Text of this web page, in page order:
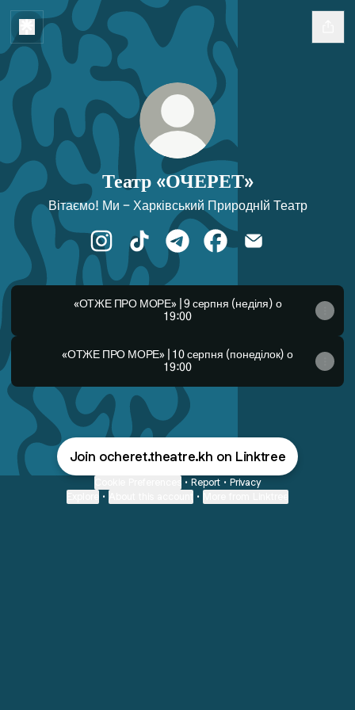
Театр «ОЧЕРЕТ»
Вітаємо! Ми - Харківський ПрироднІй Театр
Театр «ОЧЕРЕТ» Instagram
Театр «ОЧЕРЕТ» TikTok
Театр «ОЧЕРЕТ» Telegram
«ОТЖЕ ПРО МОРЕ» | 9 серпня (неділя) о
19:00
«ОТЖЕ ПРО МОРЕ» | 10 серпня (понеділок) о
19:00
Join ocheret.theatre.kh on Linktree
• Report • Privacy
• •